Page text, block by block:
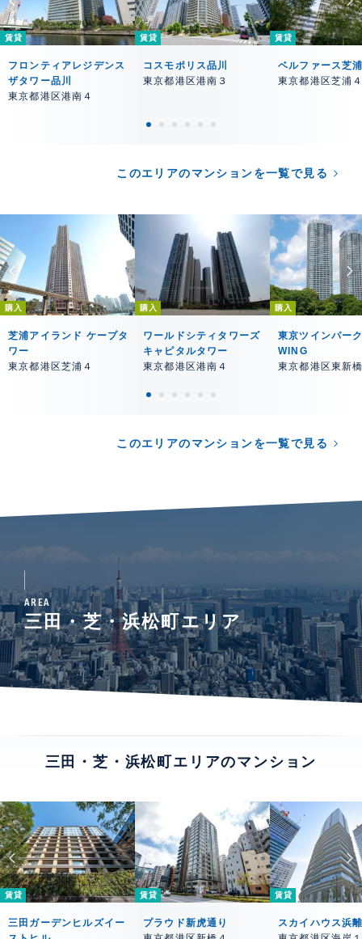
賃貸
フロンティアレジデンス
ザタワー品川
東京都港区港南４
賃貸
コスモポリス品川
東京都港区港南３
賃貸
ベルファース芝
東京都港区芝浦
このエリアのマンションを一覧で見る
購入
芝浦アイランド ケープタ
ワー
東京都港区芝浦４
購入
ワールドシティタワーズ
キャピタルタワー
東京都港区港南４
購入
東京ツインパー
WING
東京都港区東新
このエリアのマンションを一覧で見る
AREA
三田・芝・浜松町エリア
三田・芝・浜松町エリアのマンション
賃貸
三田ガーデンヒルズイー
賃貸
プラウド新虎通り
賃貸
スカイハウス浜